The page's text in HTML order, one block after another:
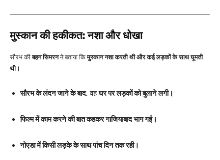
मुस्कान की हकीकत: नशा और धोखा
सौरभ कीबहन सिमरनने बताया किमुस्कान नशा करती थी और कई लड़कों के साथ घूमती
थी।
सौरभ के लंदन जाने के बाद, वहघर पर लड़कों को बुलाने लगी।
फिल्म में काम करने की बात कहकर गाजियाबाद भाग गई।
नोएडा में किसी लड़के के साथ पांच दिन तक रही।